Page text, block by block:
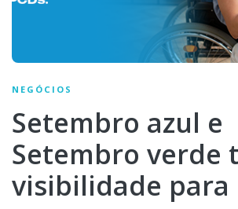
NEGÓCIOS
Setembro azul e
Setembro verde
visibilidade para